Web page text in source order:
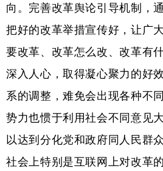
向。完善改革舆论引导机制，
把好的改革举措宣传好，让广
要改革、改革怎么改、改革有
深入人心，取得凝心聚力的好
系的调整，难免会出现各种不
势力也惯于利用社会不同意见
以达到分化党和政府同人民群
社会上特别是互联网上对改革